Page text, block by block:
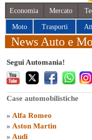
Economia Mercato
Moto Trasporti
News Auto e
Segui Automania!
Case automobilistiche
» Alfa Romeo
» Aston Martin
» Audi